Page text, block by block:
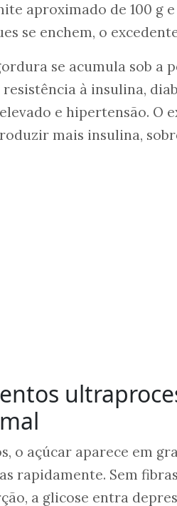
aproximado de 100 g
se enchem, o
se acumula sob a
à insulina,
e hipertensão. O
mais insulina,
o açúcar aparece em
rapidamente. Sem
a glicose entra